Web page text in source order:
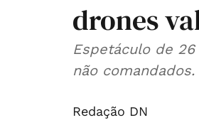
drones
Espetáculo de
não
Redação DN